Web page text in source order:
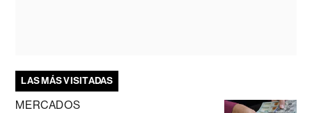
LAS MÁS VISITADAS
MERCADOS